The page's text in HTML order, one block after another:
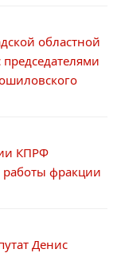
областной
КПРФ
фракции
Денис